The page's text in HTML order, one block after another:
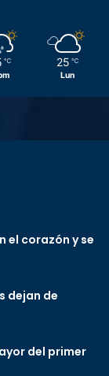
℃ 25 ℃
Lun
el corazón y se
dejan de
del primer